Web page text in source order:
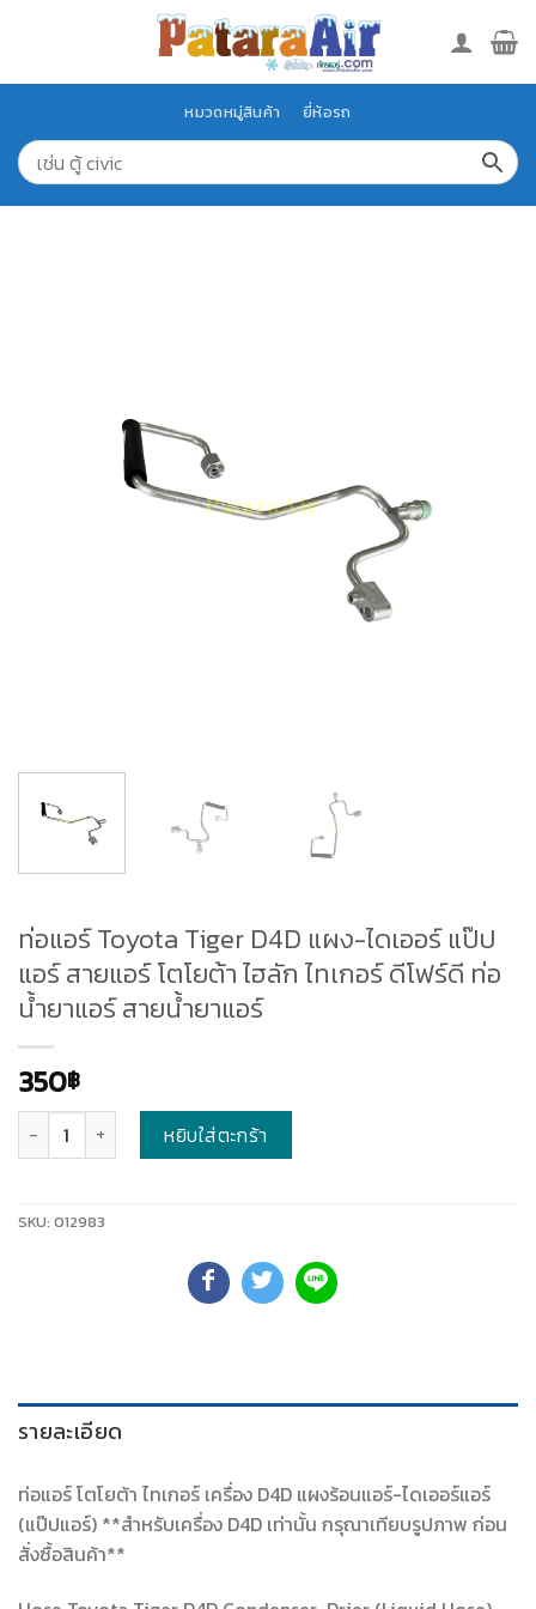
หมวดหมู่สินค้า ยี่ห้อรถ
ท่อแอร์ Toyota Tiger D4D แผง-ไดเออร์ แป๊ป
แอร์ สายแอร์ โตโยต้า ไฮลัก ไทเกอร์ ดีโฟร์ดี ท่อ
น้ำยาแอร์ สายน้ำยาแอร์
350฿
หยิบใส่ตะกร้า
SKU: 012983
รายละเอียด
ท่อแอร์ โตโยต้า ไทเกอร์ เครื่อง D4D แผงร้อนแอร์-ไดเออร์แอร์
(แป๊ปแอร์) **สำหรับเครื่อง D4D เท่านั้น กรุณาเทียบรูปภาพ ก่อน
สั่งซื้อสินค้า**